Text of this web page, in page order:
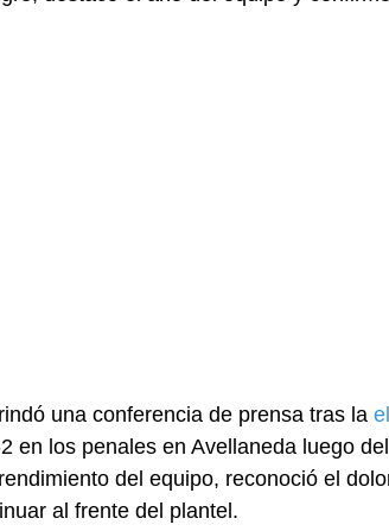
una conferencia de prensa tras la
en los penales en Avellaneda luego
del equipo, reconoció el
al frente del plantel.